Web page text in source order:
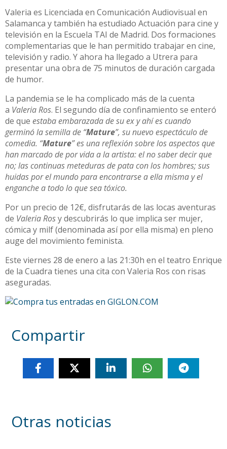
Valeria es Licenciada en Comunicación Audiovisual en
Salamanca y también ha estudiado Actuación para cine y
televisión en la Escuela TAI de Madrid. Dos formaciones
complementarias que le han permitido trabajar en cine,
televisión y radio. Y ahora ha llegado a Utrera para
presentar una obra de 75 minutos de duración cargada
de humor.
La pandemia se le ha complicado más de la cuenta
a Valeria Ros. El segundo día de confinamiento se enteró
de que estaba embarazada de su ex y ahí es cuando
germinó la semilla de “Mature”, su nuevo espectáculo de
comedia. “Mature” es una reflexión sobre los aspectos que
han marcado de por vida a la artista: el no saber decir que
no; las continuas meteduras de pata con los hombres; sus
huidas por el mundo para encontrarse a ella misma y el
enganche a todo lo que sea tóxico.
Por un precio de 12€, disfrutarás de las locas aventuras
de Valeria Rosy descubrirás lo que implica ser mujer,
cómica y milf (denominada así por ella misma) en pleno
auge del movimiento feminista.
Este viernes 28 de enero a las 21:30h en el teatro Enrique
de la Cuadra tienes una cita con Valeria Ros con risas
aseguradas.
Compartir
Otras noticias